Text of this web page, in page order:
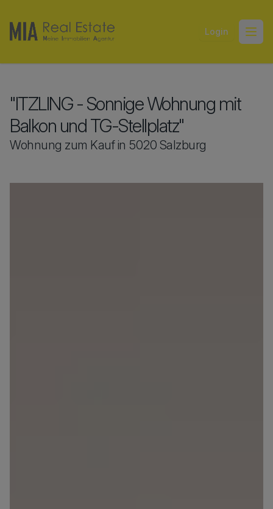
Login
"ITZLING - Sonnige Wohnung mit
Balkon und TG-Stellplatz"
Wohnung zum Kauf in 5020 Salzburg